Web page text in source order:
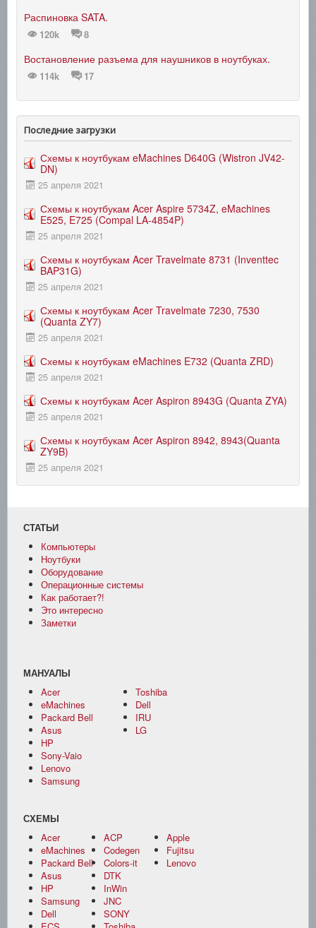
Распиновка SATA.
120k 8
Востановление разъема для наушников в ноутбуках.
114k 17
Последние загрузки
Схемы к ноутбукам eMachines D640G (Wistron JV42-
DN)
25 апреля 2021
Схемы к ноутбукам Acer Aspire 5734Z, eMachines
E525, E725 (Compal LA-4854P)
25 апреля 2021
Схемы к ноутбукам Acer Travelmate 8731 (Inventtec
BAP31G)
25 апреля 2021
Схемы к ноутбукам Acer Travelmate 7230, 7530
(Quanta ZY7)
25 апреля 2021
Схемы к ноутбукам eMachines E732 (Quanta ZRD)
25 апреля 2021
Схемы к ноутбукам Acer Aspiron 8943G (Quanta ZYA)
25 апреля 2021
Схемы к ноутбукам Acer Aspiron 8942, 8943(Quanta
ZY9B)
25 апреля 2021
СТАТЬИ
Компьютеры
Ноутбуки
Оборудование
Операционные системы
Как работает?!
Это интересно
Заметки
МАНУАЛЫ
Acer
eMachines
Packard Bell
Asus
HP
Sony-Vaio
Lenovo
Samsung
Toshiba
Dell
IRU
LG
СХЕМЫ
Acer
eMachines
Packard Bell
Asus
HP
Samsung
Dell
ACP
Codegen
Colors-it
DTK
InWin
JNC
SONY
Apple
Fujitsu
Lenovo